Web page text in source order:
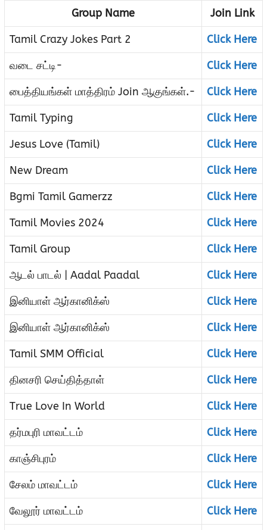
Group Name
Join Link
Tamil Crazy Jokes Part 2
Click Here
வடை சட்டி-
Click Here
பைத்தியங்கள் மாத்திரம் Join ஆகுங்கள்.-
Click Here
Tamil Typing
Click Here
Jesus Love (Tamil)
Click Here
New Dream
Click Here
Bgmi Tamil Gamerzz
Click Here
Tamil Movies 2024
Click Here
Tamil Group
Click Here
ஆடல் பாடல் | Aadal Paadal
Click Here
இனியாள் ஆர்கானிக்ஸ்
Click Here
இனியாள் ஆர்கானிக்ஸ்
Click Here
Tamil SMM Official
Click Here
தினசரி செய்தித்தாள்
Click Here
True Love In World
Click Here
தர்மபுரி மாவட்டம்
Click Here
காஞ்சிபுரம்
Click Here
சேலம் மாவட்டம்
Click Here
வேலூர் மாவட்டம்
Click Here